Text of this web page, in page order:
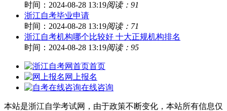
时间：2024-08-28 13:19阅读：91
浙江自考毕业申请
时间：2024-08-28 13:19阅读：71
浙江自考机构哪个比较好 十大正规机构排名
时间：2024-08-28 13:19阅读：95
首页
网上报名
在线咨询
本站是浙江自学考试网，由于政策不断变化，本站所有信息仅